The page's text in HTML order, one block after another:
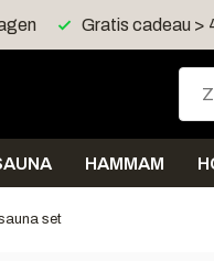
Gratis cadeau >
HAMMAM
set